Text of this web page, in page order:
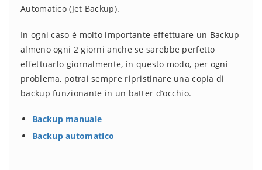
Automatico (Jet Backup).
In ogni caso è molto importante effettuare un Backup
almeno ogni 2 giorni anche se sarebbe perfetto
effettuarlo giornalmente, in questo modo, per ogni
problema, potrai sempre ripristinare una copia di
backup funzionante in un batter d’occhio.
Backup manuale
Backup automatico